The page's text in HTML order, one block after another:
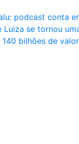
podcast conta
Luiza se tornou
140 bilhões de